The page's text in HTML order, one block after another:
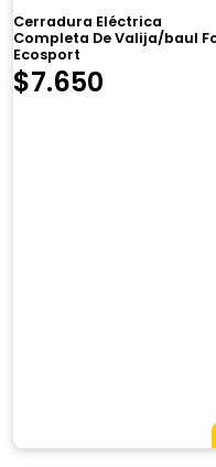
Cerradura Eléctrica
Completa De Valija/baul
Ecosport
$7.650
Tu